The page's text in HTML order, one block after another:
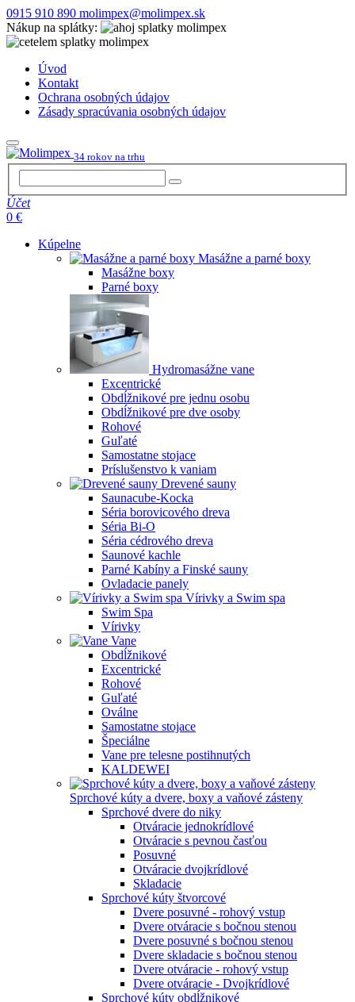
0915 910 890 molimpex@molimpex.sk
Nákup na splátky:
Úvod
Kontakt
Ochrana osobných údajov
Zásady spracúvania osobných údajov
34 rokov na trhu
Účet
0 €
Kúpelne
Masážne a parné boxy
Masážne boxy
Parné boxy
Hydromasážne vane
Excentrické
Obdĺžnikové pre jednu osobu
Obdĺžnikové pre dve osoby
Rohové
Guľaté
Samostatne stojace
Príslušenstvo k vaniam
Drevené sauny
Saunacube-Kocka
Séria borovicového dreva
Séria Bi-O
Séria cédrového dreva
Saunové kachle
Parné Kabíny a Finské sauny
Ovladacie panely
Vírivky a Swim spa
Swim Spa
Vírivky
Vane
Obdĺžnikové
Excentrické
Rohové
Guľaté
Oválne
Samostatne stojace
Špeciálne
Vane pre telesne postihnutých
KALDEWEI
Sprchové kúty a dvere, boxy a vaňové zásteny
Sprchové dvere do niky
Otváracie jednokrídlové
Otváracie s pevnou časťou
Posuvné
Otváracie dvojkrídlové
Skladacie
Sprchové kúty štvorcové
Dvere posuvné - rohový vstup
Dvere otváracie s bočnou stenou
Dvere posuvné s bočnou stenou
Dvere skladacie s bočnou stenou
Dvere otváracie - rohový vstup
Dvere otváracie - Dvojkrídlové
Sprchové kúty obdĺžnikové